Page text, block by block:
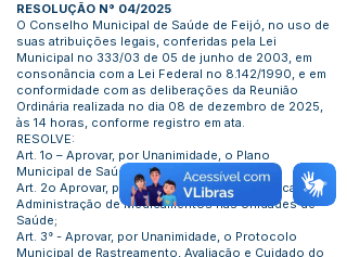
RESOLUÇÃO N° 04/2025
O Conselho Municipal de Saúde de Feijó, no uso de
suas atribuições legais, conferidas pela Lei
Municipal no 333/03 de 05 de junho de 2003, em
consonância com a Lei Federal no 8.142/1990, e em
conformidade com as deliberações da Reunião
Ordinária realizada no dia 08 de dezembro de 2025,
às 14 horas, conforme registro em ata.
RESOLVE:
Art. 1o – Aprovar, por Unanimidade, o Plano
Municipal de Saúde;
Art. 2o Aprovar, por Unanimidade, Nota Técnica –
Administração de Medicamentos nas Unidades de
Saúde;
Art. 3° - Aprovar, por Unanimidade, o Protocolo
Municipal de Rastreamento, Avaliação e Cuidado do